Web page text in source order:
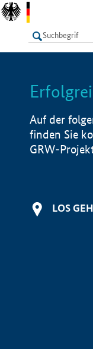
LISTE
Auf der
finden Sie
GRW-
LOS